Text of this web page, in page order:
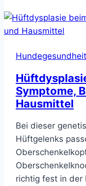
–
&
Hundegesundheit
Symptome,
Hausmittel
Bei dieser
Hüftgelenks
richtig fest in